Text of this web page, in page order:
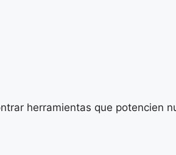
herramientas que potencien